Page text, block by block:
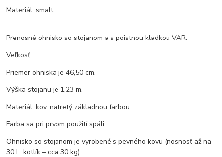
Materiál: smalt.
Prenosné ohnisko so stojanom a s poistnou kladkou VAR.
Veľkosť:
Priemer ohniska je 46,50 cm.
Výška stojanu je 1,23 m.
Materiál: kov, natretý základnou farbou
Farba sa pri prvom použití spáli.
Ohnisko so stojanom je vyrobené s pevného kovu (nosnosť až na
30 L. kotlík – cca 30 kg).